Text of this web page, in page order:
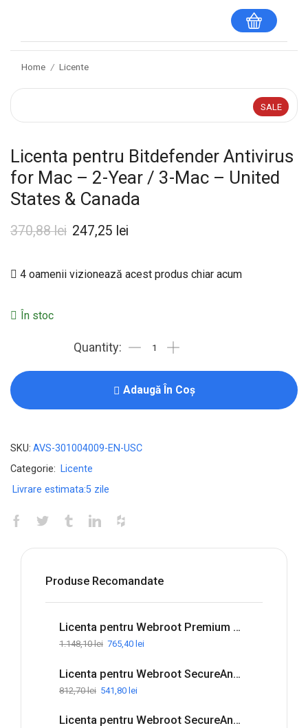
Home / Licente
SALE
Licenta pentru Bitdefender Antivirus
for Mac – 2-Year / 3-Mac – United
States & Canada
370,88lei 247,25 lei
4 oamenii vizionează acest produs chiar acum
În stoc
Licenta
Bitdefender
&
Canada
quantity
Adaugă În Coș
SKU: AVS-301004009-EN-USC
Categorie: Licente
Livrare estimata:5 zile
Produse Recomandate
Licenta pentru Webroot Premium with Allstate Identity Protection - 1-Year / 5-Device
1.148,10lei 765,40 lei
Licenta pentru Webroot SecureAnywhere Internet Security Complete - 1-Year / 5-Device
812,70lei 541,80 lei
Licenta pentru Webroot SecureAnywhere Internet Security Plus - 1-Year / 3-Device